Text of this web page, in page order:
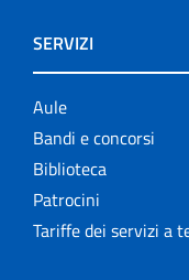
SERVIZI
Aule
Bandi e concorsi
Biblioteca
Patrocini
Tariffe dei servizi a